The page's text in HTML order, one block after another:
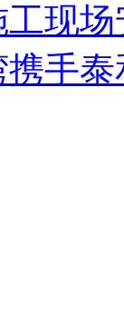
现
手